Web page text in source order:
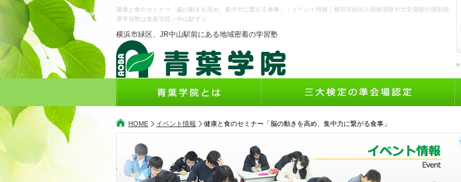
健康と食のセミナー「脳の動きを高め、集中力に繋がる食事」｜イベント情報｜横浜市緑区の高校受験や大学受験の個別指
導学習塾は青葉学院～中山駅すぐ
横浜市緑区、JR中山駅前にある地域密着の学習塾
HOME イベント情報 健康と食のセミナー「脳の動きを高め、集中力に繋がる食事」